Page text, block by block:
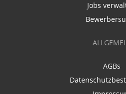
Jobs
AGBs